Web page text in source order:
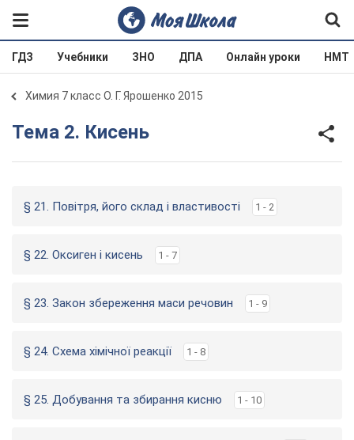
ГДЗ Учебники ЗНО ДПА Онлайн уроки НМТ
Химия 7 класс О. Г. Ярошенко 2015
Тема 2. Кисень
§ 21. Повітря, його склад і властивості 1 - 2
§ 22. Оксиген і кисень 1 - 7
§ 23. Закон збереження маси речовин 1 - 9
§ 24. Схема хімічної реакції 1 - 8
§ 25. Добування та збирання кисню 1 - 10